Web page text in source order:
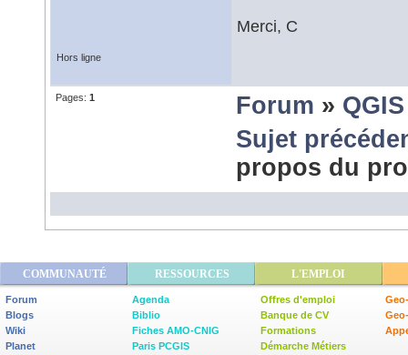
Merci, C
Hors ligne
Pages: 1 Forum » QGIS
Sujet
propos du
COMMUNAUTÉ RESSOURCES L'EMPLOI
Forum
Blogs
Wiki
Planet
Agenda
Biblio
Fiches AMO-CNIG
Paris PCGIS
Offres d'emploi
Banque de CV
Formations
Démarche Métiers